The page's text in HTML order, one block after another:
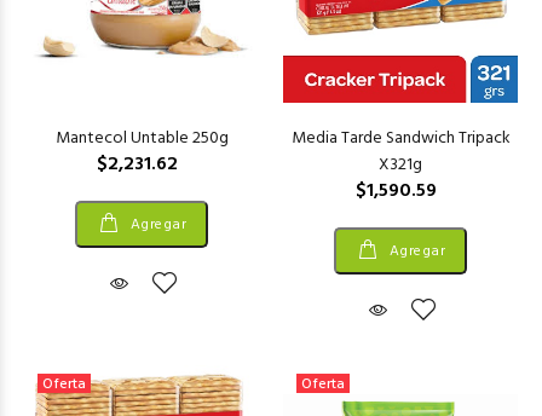
Mantecol Untable 250g
$2,231.62
Agregar
Media Tarde Sandwich Tripack
X321g
$1,590.59
Agregar
Oferta Oferta